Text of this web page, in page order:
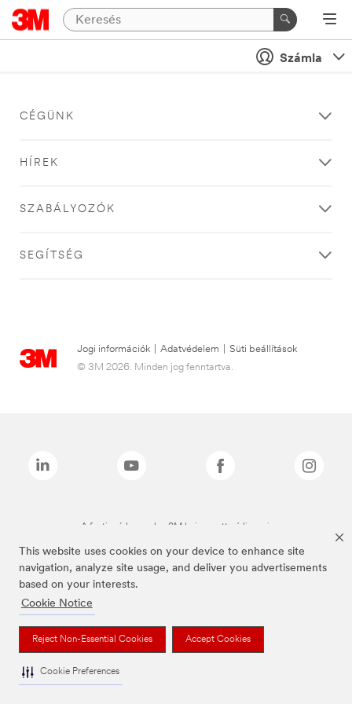
This website uses cookies on your device to enhance site
navigation, analyze site usage, and deliver you advertisements
based on your interests.
Cookie Notice
Reject Non-Essential Cookies Accept Cookies
Cookie Preferences
Számla
CÉGÜNK
HÍREK
SZABÁLYOZÓK
SEGÍTSÉG
Jogi információk Adatvédelem
Süti beállítások
© 3M 2026. Minden jog fenntartva.
A fenti márkanevek a 3M bejegyzett védjegyei.